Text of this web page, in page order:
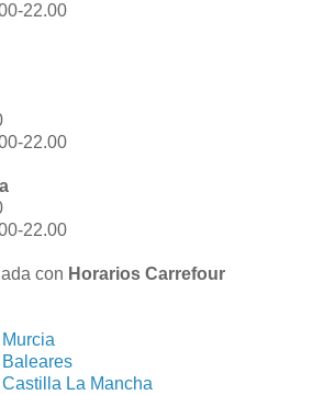
22.00
22.00
22.00
con Horarios Carrefour
La Mancha